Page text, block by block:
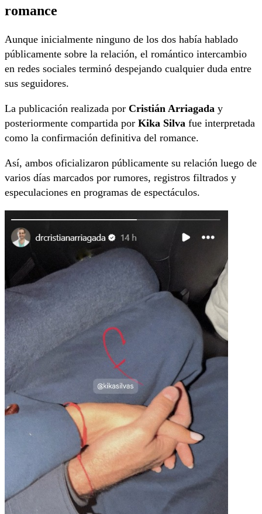
romance
Aunque inicialmente ninguno de los dos había hablado
públicamente sobre la relación, el romántico intercambio
en redes sociales terminó despejando cualquier duda entre
sus seguidores.
La publicación realizada por Cristián Arriagada y
posteriormente compartida por Kika Silva fue interpretada
como la confirmación definitiva del romance.
Así, ambos oficializaron públicamente su relación luego de
varios días marcados por rumores, registros filtrados y
especulaciones en programas de espectáculos.